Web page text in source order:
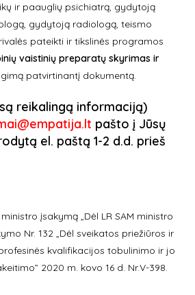
ir paauglių psichiatrą, gydytoją
gydytoją radiologą, teismo
pateikti ir tikslinės programos
vaistinių preparatų skyrimas ir
patvirtinantį dokumentą.
reikalingą informaciją)
pašto į Jūsų
el. paštą 1-2 d.d. prieš
įsakymą „Dėl LR SAM ministro
Nr. 132 „Dėl sveikatos priežiūros ir
kvalifikacijos tobulinimo ir jo
2020 m. kovo 16 d. Nr.V-398.